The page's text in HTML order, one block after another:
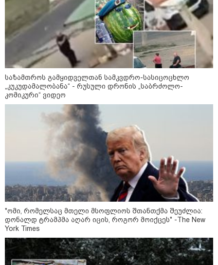
„ერთი მხრივ დენი ძვირდება, მისი
მეოცედი მაინინგში მიდის" - სად
მიდის ჩვენი დენი?
რა მანძილზე აფიქსირებს კამერა
გზებზე მანქანის სიჩქარეს -
სამხედრო
საზამთროს გამყიდველთან სამკვდრო-სასიცოცხლო
„კუკუდამალობანა“ - რუსული დრონის „საბრძოლო-
კომიკური“ ვიდეო
"ომი, რომელსაც მთელი მსოფლიოს შთანთქმა შეუძლია:
დონალდ ტრამპმა აღარ იცის, როგორ მოიქცეს" -The New
York Times